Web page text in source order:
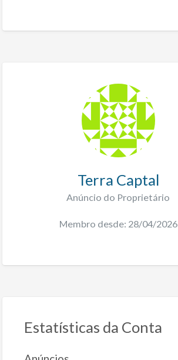
Terra Captal
Anúncio do Proprietário
Membro desde: 28/04/2026
Estatísticas da Conta